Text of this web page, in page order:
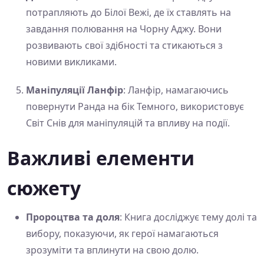
потрапляють до Білої Вежі, де їх ставлять на
завдання полювання на Чорну Аджу. Вони
розвивають свої здібності та стикаються з
новими викликами.
Маніпуляції Ланфір: Ланфір, намагаючись
повернути Ранда на бік Темного, використовує
Світ Снів для маніпуляцій та впливу на події.
Важливі елементи
сюжету
Пророцтва та доля: Книга досліджує тему долі та
вибору, показуючи, як герої намагаються
зрозуміти та вплинути на свою долю.